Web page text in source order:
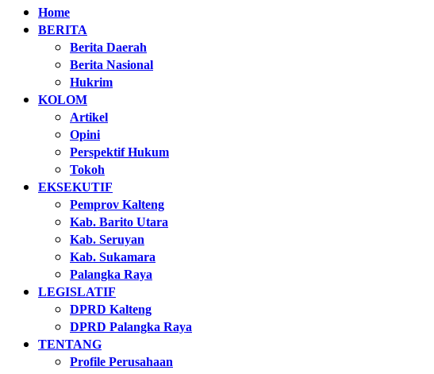
Home
BERITA
Berita Daerah
Berita Nasional
Hukrim
KOLOM
Artikel
Opini
Perspektif Hukum
Tokoh
EKSEKUTIF
Pemprov Kalteng
Kab. Barito Utara
Kab. Seruyan
Kab. Sukamara
Palangka Raya
LEGISLATIF
DPRD Kalteng
DPRD Palangka Raya
TENTANG
Profile Perusahaan